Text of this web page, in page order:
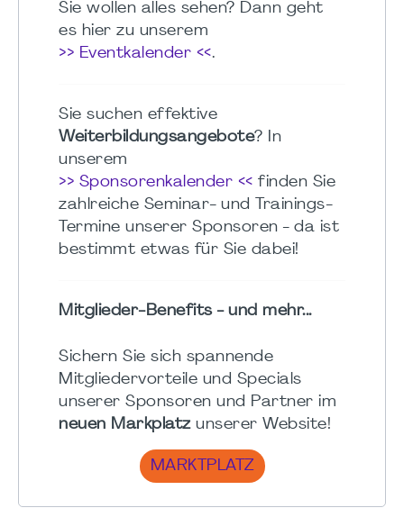
Sie wollen alles sehen? Dann geht
es hier zu unserem
>> Eventkalender <<.
Sie suchen effektive
Weiterbildungsangebote? In
unserem
>> Sponsorenkalender << finden Sie
zahlreiche Seminar- und Trainings-
Termine unserer Sponsoren - da ist
bestimmt etwas für Sie dabei!
Mitglieder-Benefits - und mehr...
Sichern Sie sich spannende
Mitgliedervorteile und Specials
unserer Sponsoren und Partner im
neuen Markplatzunserer Website!
MARKTPLATZ